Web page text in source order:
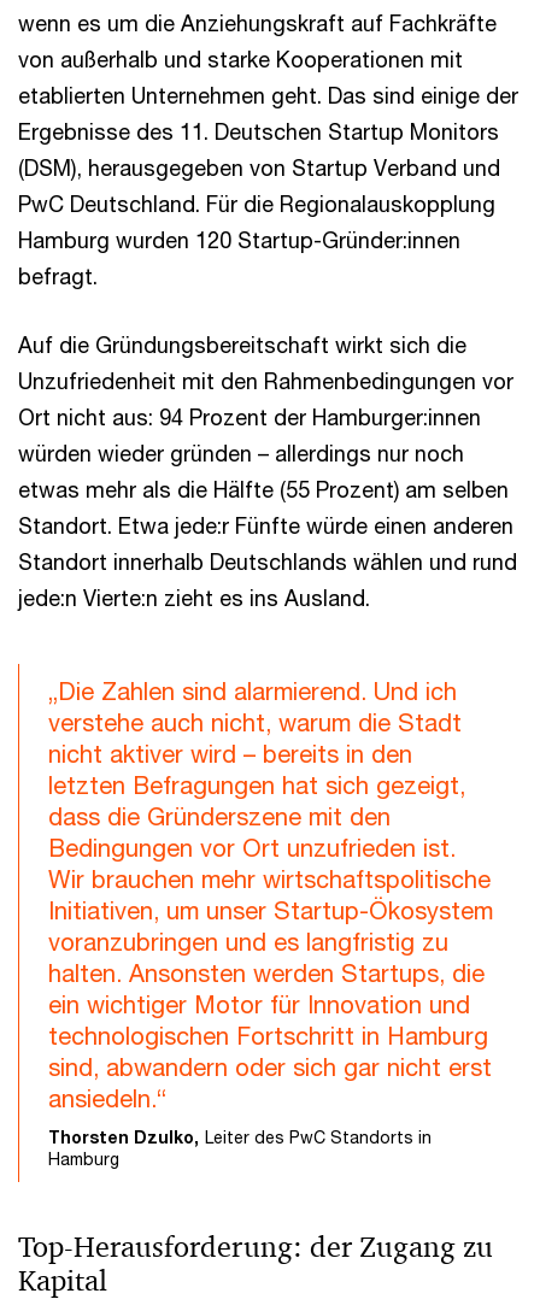
wenn es um die Anziehungskraft auf Fachkräfte
von außerhalb und starke Kooperationen mit
etablierten Unternehmen geht. Das sind einige der
Ergebnisse des 11. Deutschen Startup Monitors
(DSM), herausgegeben von Startup Verband und
PwC Deutschland. Für die Regionalauskopplung
Hamburg wurden 120 Startup-Gründer:innen
befragt.
Auf die Gründungsbereitschaft wirkt sich die
Unzufriedenheit mit den Rahmenbedingungen vor
Ort nicht aus: 94 Prozent der Hamburger:innen
würden wieder gründen – allerdings nur noch
etwas mehr als die Hälfte (55 Prozent) am selben
Standort. Etwa jede:r Fünfte würde einen anderen
Standort innerhalb Deutschlands wählen und rund
jede:n Vierte:n zieht es ins Ausland.
„Die Zahlen sind alarmierend. Und ich
verstehe auch nicht, warum die Stadt
nicht aktiver wird – bereits in den
letzten Befragungen hat sich gezeigt,
dass die Gründerszene mit den
Bedingungen vor Ort unzufrieden ist.
Wir brauchen mehr wirtschaftspolitische
Initiativen, um unser Startup-Ökosystem
voranzubringen und es langfristig zu
halten. Ansonsten werden Startups, die
ein wichtiger Motor für Innovation und
technologischen Fortschritt in Hamburg
sind, abwandern oder sich gar nicht erst
ansiedeln.“
Thorsten Dzulko, Leiter des PwC Standorts in
Hamburg
Top-Herausforderung: der Zugang zu
Kapital